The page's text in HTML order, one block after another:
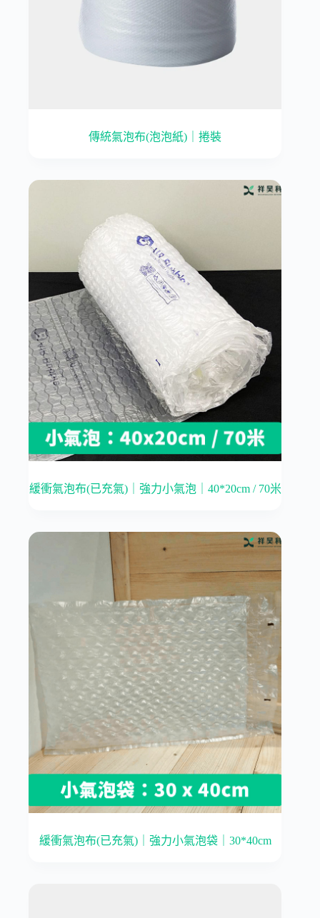
傳統氣泡布(泡泡紙)｜捲裝
緩衝氣泡布(已充氣)｜強力小氣泡｜40*20cm / 70米
緩衝氣泡布(已充氣)｜強力小氣泡袋｜30*40cm